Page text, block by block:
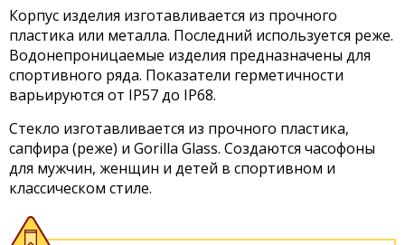
Корпус изделия изготавливается из прочного
пластика или металла. Последний используется реже.
Водонепроницаемые изделия предназначены для
спортивного ряда. Показатели герметичности
варьируются от IP57 до IP68.
Стекло изготавливается из прочного пластика,
сапфира (реже) и Gorilla Glass. Создаются часофоны
для мужчин, женщин и детей в спортивном и
классическом стиле.